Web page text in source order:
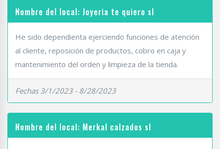
Nombre del local: Joyeria te quiero sl
He sido dependienta ejerciendo funciones de atención
al cliente, reposición de productos, cobro en caja y
mantenimiento del orden y limpieza de la tienda.
Fechas 3/1/2023 - 8/28/2023
Nombre del local: Merkal calzados sl